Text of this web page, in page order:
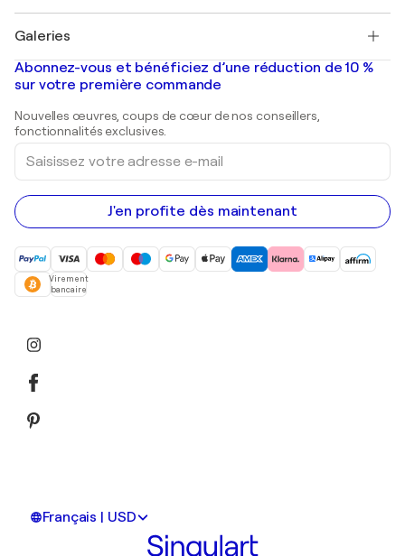
Banksy
Mr. Brainwash
Shepard Fairey
Tableaux abstraits à vendre
Peintures de paysage
Estampes
Peintures acryliques
Galeries
Galeries d'art en France
Galeries d'art en Belgique
Abonnez-vous et bénéficiez d’une réduction de 10 %
sur votre première commande
Nouvelles œuvres, coups de cœur de nos conseillers,
fonctionnalités exclusives.
Saisissez
votre
adresse
e-
mail
J'en profite dès maintenant
Virement
bancaire
Français | USD